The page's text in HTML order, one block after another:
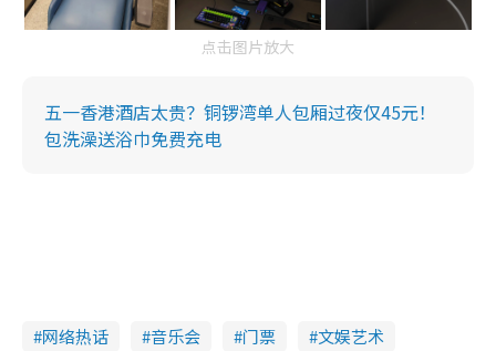
点击图片放大
五一香港酒店太贵？铜锣湾单人包厢过夜仅45元！
包洗澡送浴巾免费充电
网络热话 音乐会 门票
文娱艺术